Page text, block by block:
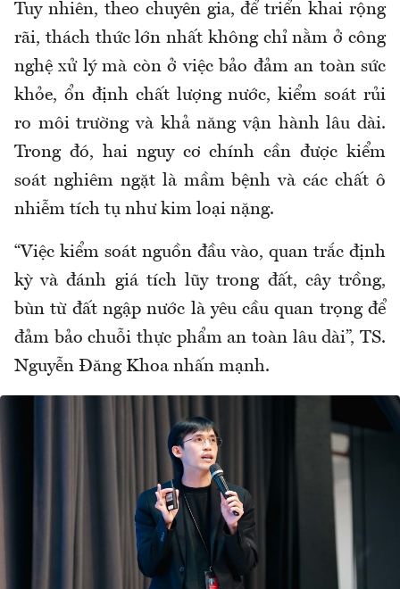
Tuy nhiên, theo chuyên gia, để triển khai rộng
rãi, thách thức lớn nhất không chỉ nằm ở công
nghệ xử lý mà còn ở việc bảo đảm an toàn sức
khỏe, ổn định chất lượng nước, kiểm soát rủi
ro môi trường và khả năng vận hành lâu dài.
Trong đó, hai nguy cơ chính cần được kiểm
soát nghiêm ngặt là mầm bệnh và các chất ô
nhiễm tích tụ như kim loại nặng.
“Việc kiểm soát nguồn đầu vào, quan trắc định
kỳ và đánh giá tích lũy trong đất, cây trồng,
bùn từ đất ngập nước là yêu cầu quan trọng để
đảm bảo chuỗi thực phẩm an toàn lâu dài”, TS.
Nguyễn Đăng Khoa nhấn mạnh.